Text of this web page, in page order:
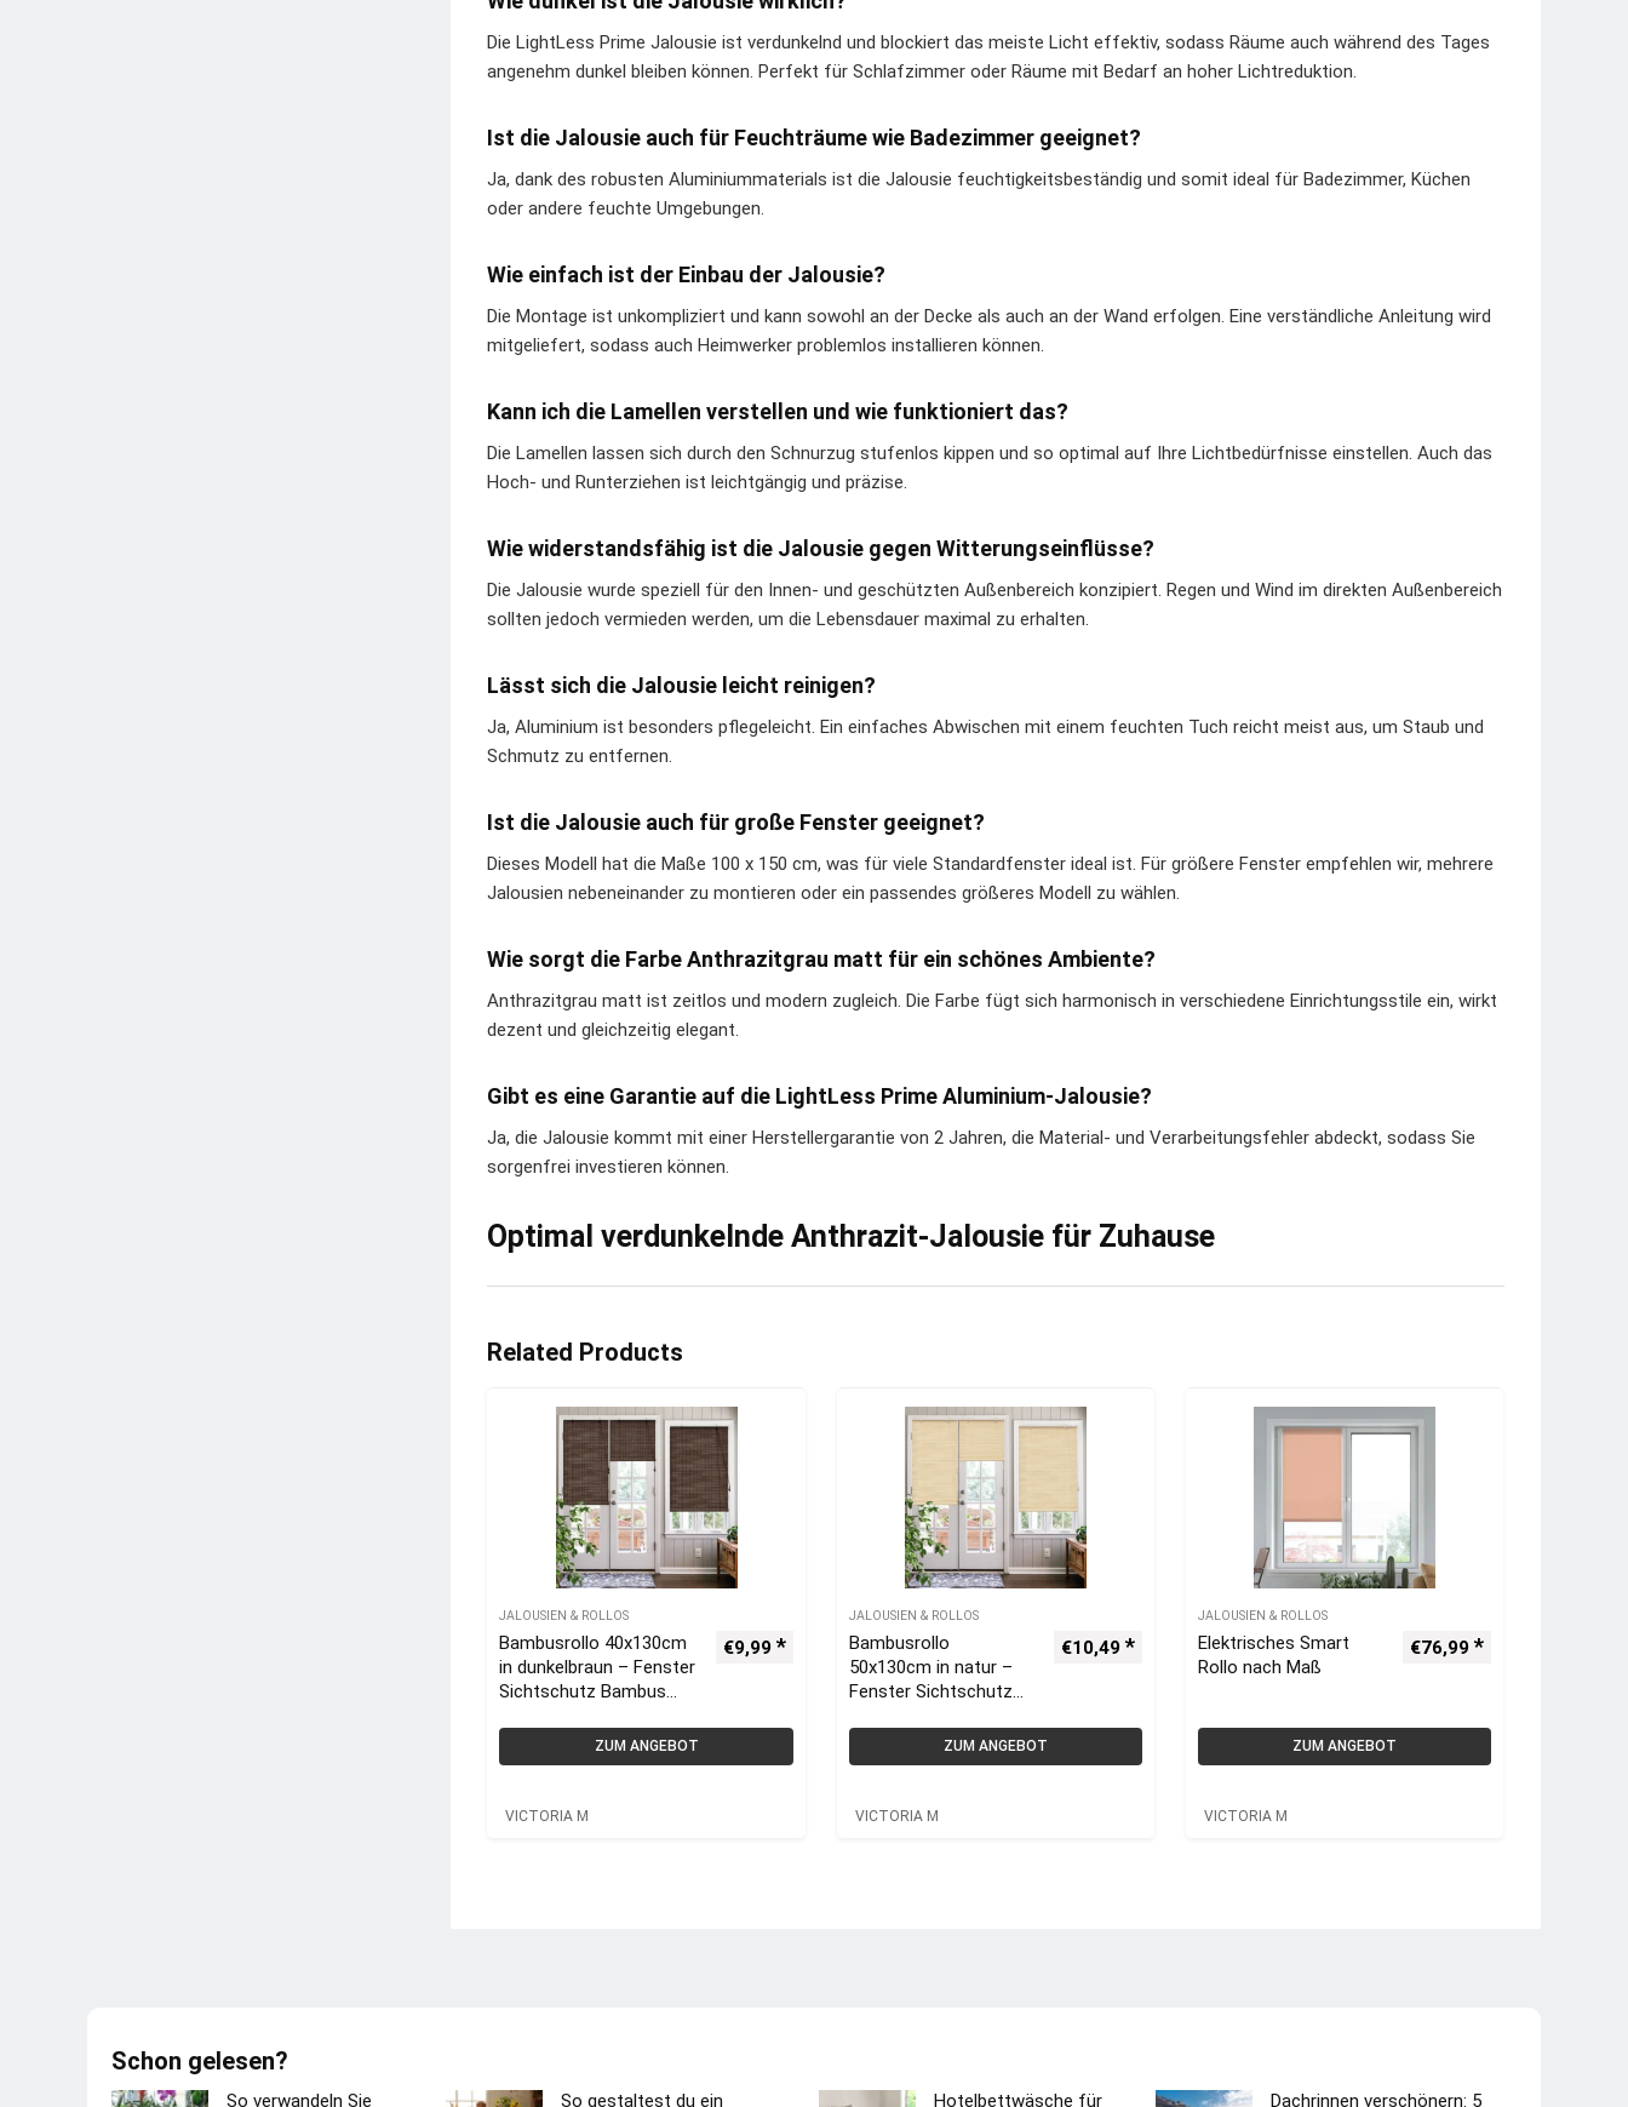
Die LightLess Prime Jalousie ist verdunkelnd und blockiert das meiste Licht effektiv, sodass Räume auch während des Tages
angenehm dunkel bleiben können. Perfekt für Schlafzimmer oder Räume mit Bedarf an hoher Lichtreduktion.
Ist die Jalousie auch für Feuchträume wie Badezimmer geeignet?
Ja, dank des robusten Aluminiummaterials ist die Jalousie feuchtigkeitsbeständig und somit ideal für Badezimmer, Küchen
oder andere feuchte Umgebungen.
Wie einfach ist der Einbau der Jalousie?
Die Montage ist unkompliziert und kann sowohl an der Decke als auch an der Wand erfolgen. Eine verständliche Anleitung wird
mitgeliefert, sodass auch Heimwerker problemlos installieren können.
Kann ich die Lamellen verstellen und wie funktioniert das?
Die Lamellen lassen sich durch den Schnurzug stufenlos kippen und so optimal auf Ihre Lichtbedürfnisse einstellen. Auch das
Hoch- und Runterziehen ist leichtgängig und präzise.
Wie widerstandsfähig ist die Jalousie gegen Witterungseinflüsse?
Die Jalousie wurde speziell für den Innen- und geschützten Außenbereich konzipiert. Regen und Wind im direkten Außenbereich
sollten jedoch vermieden werden, um die Lebensdauer maximal zu erhalten.
Lässt sich die Jalousie leicht reinigen?
Ja, Aluminium ist besonders pflegeleicht. Ein einfaches Abwischen mit einem feuchten Tuch reicht meist aus, um Staub und
Schmutz zu entfernen.
Ist die Jalousie auch für große Fenster geeignet?
Dieses Modell hat die Maße 100 x 150 cm, was für viele Standardfenster ideal ist. Für größere Fenster empfehlen wir, mehrere
Jalousien nebeneinander zu montieren oder ein passendes größeres Modell zu wählen.
Wie sorgt die Farbe Anthrazitgrau matt für ein schönes Ambiente?
Anthrazitgrau matt ist zeitlos und modern zugleich. Die Farbe fügt sich harmonisch in verschiedene Einrichtungsstile ein, wirkt
dezent und gleichzeitig elegant.
Gibt es eine Garantie auf die LightLess Prime Aluminium-Jalousie?
Ja, die Jalousie kommt mit einer Herstellergarantie von 2 Jahren, die Material- und Verarbeitungsfehler abdeckt, sodass Sie
sorgenfrei investieren können.
Optimal verdunkelnde Anthrazit-Jalousie für Zuhause
Related Products
JALOUSIEN & ROLLOS
Bambusrollo 40x130cm
in dunkelbraun – Fenster
Sichtschutz Bambus
€9,99
ZUM ANGEBOT
VICTORIA M
JALOUSIEN & ROLLOS
Bambusrollo
50x130cm in natur –
Fenster Sichtschutz
VICTORIA M
€10,49
ZUM ANGEBOT
VICTORIA M
JALOUSIEN & ROLLOS
Elektrisches Smart
Rollo nach Maß
€76,99
ZUM ANGEBOT
VICTORIA M
Schon gelesen?
So verwandeln Sie So gestaltest du ein Hotelbettwäsche für Dachrinnen verschönern: 5